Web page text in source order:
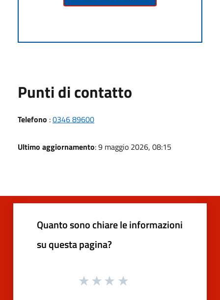
Punti di contatto
Telefono :0346 89600
Ultimo aggiornamento: 9 maggio 2026, 08:15
Quanto sono chiare le informazioni
su questa pagina?